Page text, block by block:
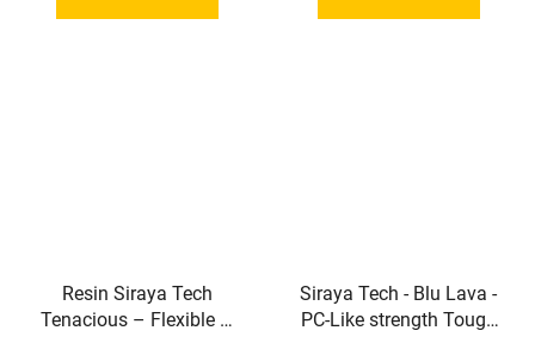
Resin Siraya Tech
Tenacious – Flexible –
Siraya Tech - Blu Lava -
PC-Like strength Tough